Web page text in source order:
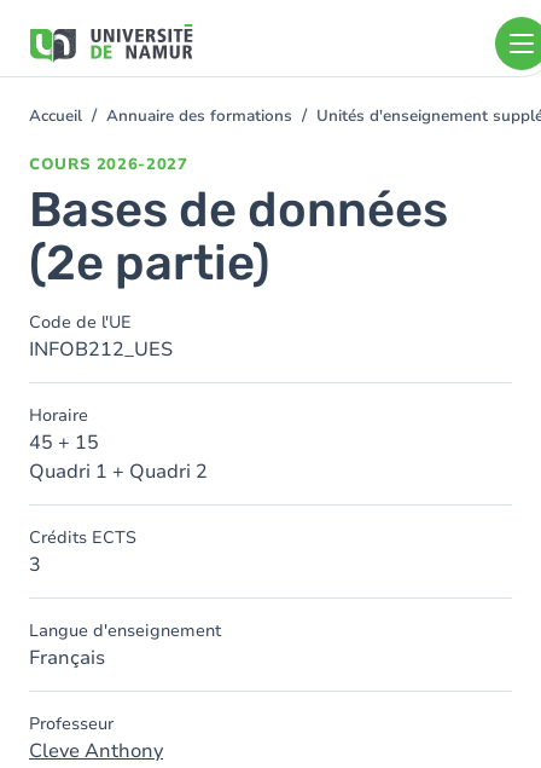
contenu
You
Accueil Annuaire des formations Unités d'enseignement
COURS 2026-2027
Bases de données
(2e partie)
Code de l'UE
INFOB212_UES
Horaire
45 + 15
Quadri 1 + Quadri 2
Crédits ECTS
3
Langue d'enseignement
Français
Professeur
Cleve Anthony